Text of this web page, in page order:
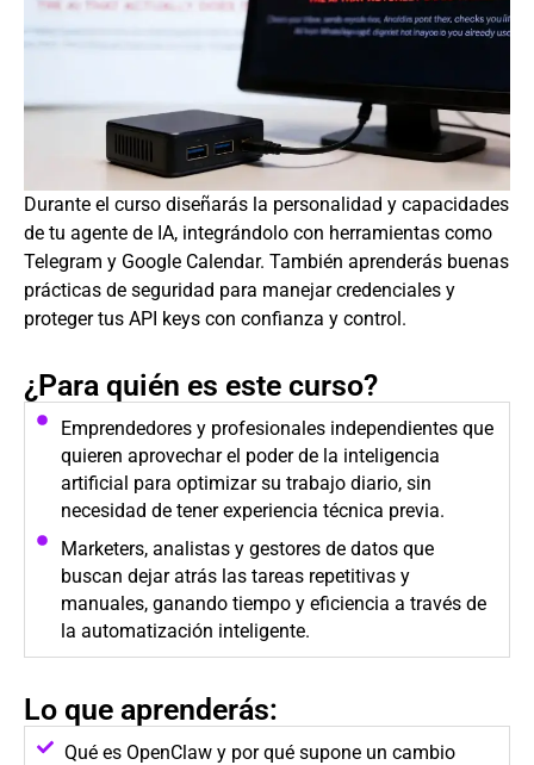
Durante el curso diseñarás la personalidad y capacidades
de tu agente de IA, integrándolo con herramientas como
Telegram y Google Calendar. También aprenderás buenas
prácticas de seguridad para manejar credenciales y
proteger tus API keys con confianza y control.
¿Para quién es este curso?
Emprendedores y profesionales independientes que
quieren aprovechar el poder de la inteligencia
artificial para optimizar su trabajo diario, sin
necesidad de tener experiencia técnica previa.
Marketers, analistas y gestores de datos que
buscan dejar atrás las tareas repetitivas y
manuales, ganando tiempo y eficiencia a través de
la automatización inteligente.
Lo que aprenderás:
Qué es OpenClaw y por qué supone un cambio